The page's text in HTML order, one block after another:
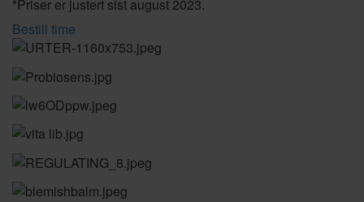
*Priser er justert sist august 2023.
Bestill time